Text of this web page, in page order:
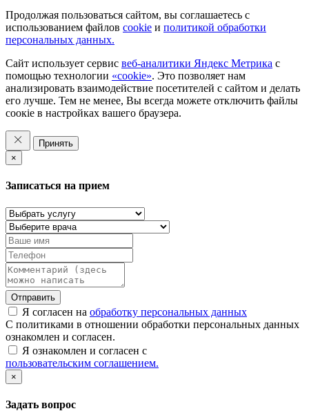
Продолжая пользоваться сайтом, вы соглашаетесь с
использованием файлов cookie и политикой обработки
персональных данных.
Сайт использует сервис веб-аналитики Яндекс Метрика с
помощью технологии «cookie». Это позволяет нам
анализировать взаимодействие посетителей с сайтом и делать
его лучше. Тем не менее, Вы всегда можете отключить файлы
соокіе в настройках вашего браузера.
Принять
×
Записаться на прием
Отправить
Я согласен на обработку персональных данных
С политиками в отношении обработки персональных данных
ознакомлен и согласен.
Я ознакомлен и согласен с
пользовательским соглашением.
×
Задать вопрос